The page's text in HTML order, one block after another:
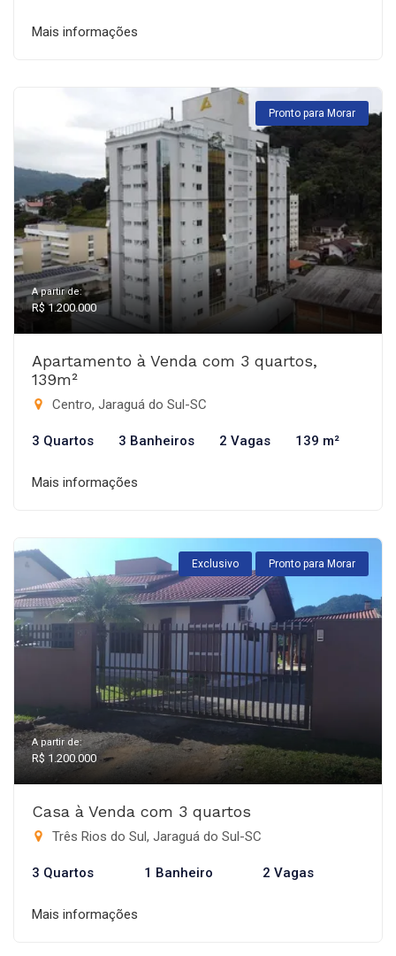
Mais informações
Pronto para Morar
A partir de:
R$ 1.200.000
Apartamento à Venda com 3 quartos,
139m²
Centro, Jaraguá do Sul-SC
3 Quartos 3 Banheiros 2 Vagas 139 m²
Mais informações
Exclusivo Pronto para Morar
A partir de:
R$ 1.200.000
Casa à Venda com 3 quartos
Três Rios do Sul, Jaraguá do Sul-SC
3 Quartos 1 Banheiro 2 Vagas
Mais informações